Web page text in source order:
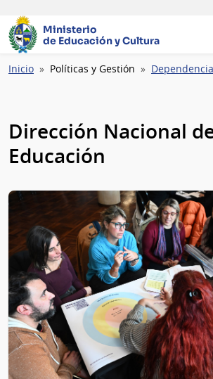
Ministerio
de Educación y Cultura
Ruta
Inicio Políticas y Gestión
Dirección Nacional
Educación